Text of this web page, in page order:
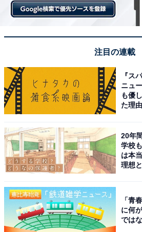
3位は日本国内最大の学術都市
「つくば市」は、筑波研究学園都
が調和した街となっており、他に
雰囲気が魅力です。物価が他エリア
イナス評価がありつつも、生活や
に高評価を獲得していることで昨
ンしています。
＞ランキングTOP5の結果はこちら
【おすすめ記事】
・
東京都の住みここちランキング！ 3
注目の連載
『ス
ニュ
も優
た理
20年
学校
は本
理想
「青
に何
では